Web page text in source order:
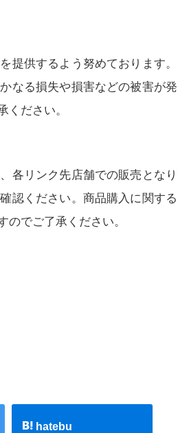
提供するよう努めております。
なる損失や損害などの被害が発
ください。
各リンク先店舗での販売となり
認ください。商品購入に関する
のでご了承ください。
hatebu